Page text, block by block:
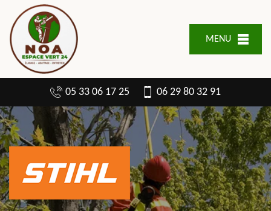
MENU
05 33 06 17 25 06 29 80 32 91